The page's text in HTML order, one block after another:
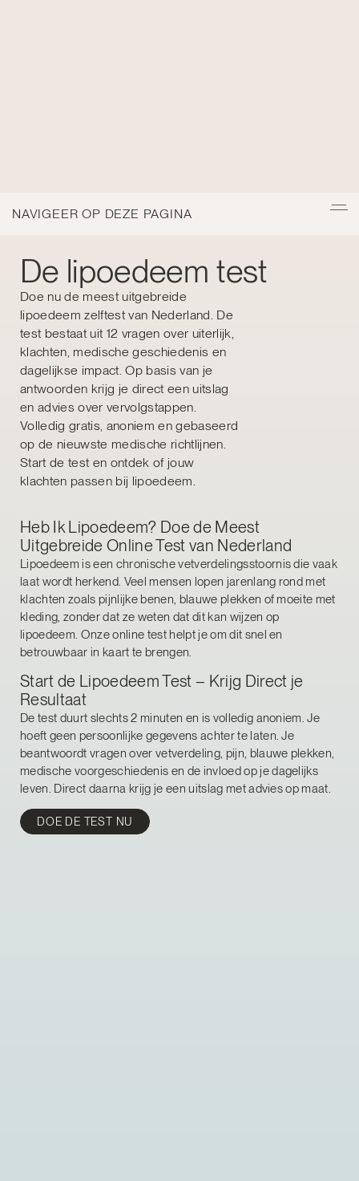
NAVIGEER OP DEZE PAGINA
De lipoedeem test
Doe nu de meest uitgebreide
lipoedeem zelftest van Nederland. De
test bestaat uit 12 vragen over uiterlijk,
klachten, medische geschiedenis en
dagelijkse impact. Op basis van je
antwoorden krijg je direct een uitslag
en advies over vervolgstappen.
Volledig gratis, anoniem en gebaseerd
op de nieuwste medische richtlijnen.
Start de test en ontdek of jouw
klachten passen bij lipoedeem.
Heb Ik Lipoedeem? Doe de Meest
Uitgebreide Online Test van Nederland
Lipoedeem is een chronische vetverdelingsstoornis die vaak
laat wordt herkend. Veel mensen lopen jarenlang rond met
klachten zoals pijnlijke benen, blauwe plekken of moeite met
kleding, zonder dat ze weten dat dit kan wijzen op
lipoedeem. Onze online test helpt je om dit snel en
betrouwbaar in kaart te brengen.
Start de Lipoedeem Test – Krijg Direct je
Resultaat
De test duurt slechts 2 minuten en is volledig anoniem. Je
hoeft geen persoonlijke gegevens achter te laten. Je
beantwoordt vragen over vetverdeling, pijn, blauwe plekken,
medische voorgeschiedenis en de invloed op je dagelijks
leven. Direct daarna krijg je een uitslag met advies op maat.
DOE DE TEST NU